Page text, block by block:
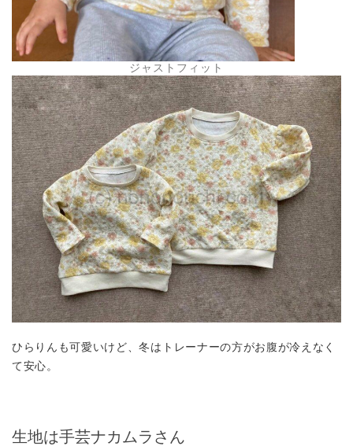
ジャストフィット
ひらりんも可愛いけど、冬はトレーナーの方がお腹が冷えなく
て安心。
生地は手芸ナカムラさん